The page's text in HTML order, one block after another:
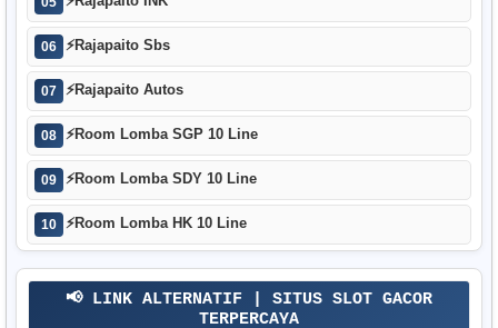
06 ⚡Rajapaito Sbs
07 ⚡Rajapaito Autos
08 ⚡Room Lomba SGP 10 Line
09 ⚡Room Lomba SDY 10 Line
10 ⚡Room Lomba HK 10 Line
📢 LINK ALTERNATIF | SITUS SLOT GACOR
TERPERCAYA